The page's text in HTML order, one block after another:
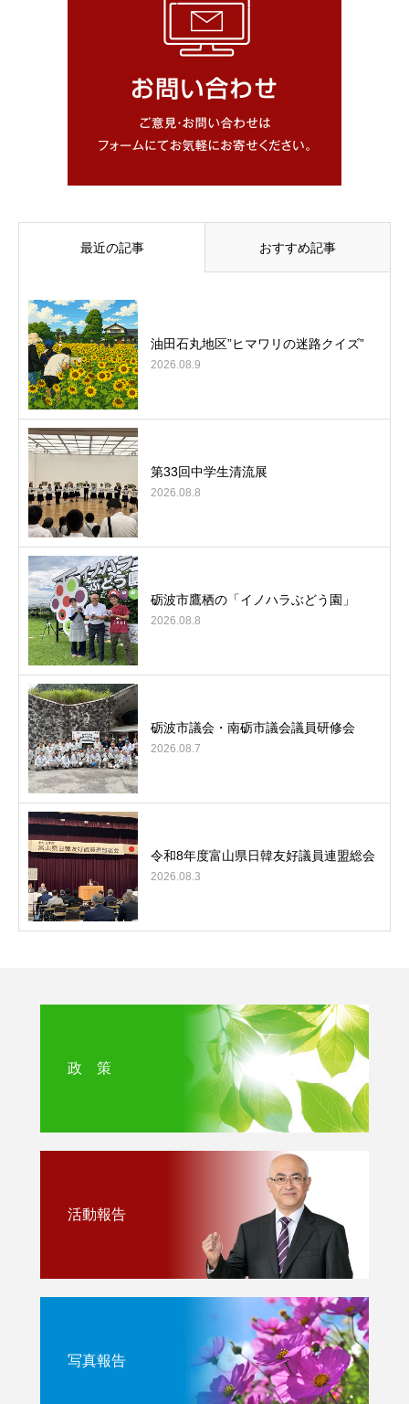
最近の記事 おすすめ記事
油田石丸地区”ヒマワリの迷路クイズ”
2026.08.9
第33回中学生清流展
2026.08.8
砺波市鷹栖の「イノハラぶどう園」
2026.08.8
砺波市議会・南砺市議会議員研修会
2026.08.7
令和8年度富山県日韓友好議員連盟総会
2026.08.3
政 策
活動報告
写真報告